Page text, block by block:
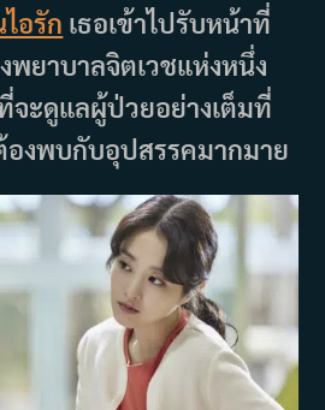
อรัก เธอเข้าไปรับหน้าที่
พยาบาลจิตเวชแห่งหนึ่ง
จะดูแลผู้ป่วยอย่างเต็มที่
องพบกับอุปสรรคมากมาย